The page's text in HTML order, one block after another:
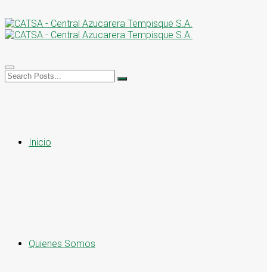
Inicio
Quienes Somos